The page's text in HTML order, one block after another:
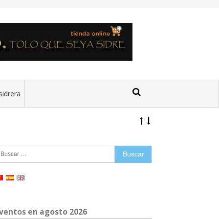
en agosto 2026